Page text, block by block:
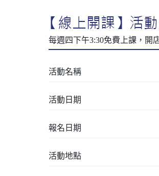
活動名稱
活動日期
報名日期
活動地點